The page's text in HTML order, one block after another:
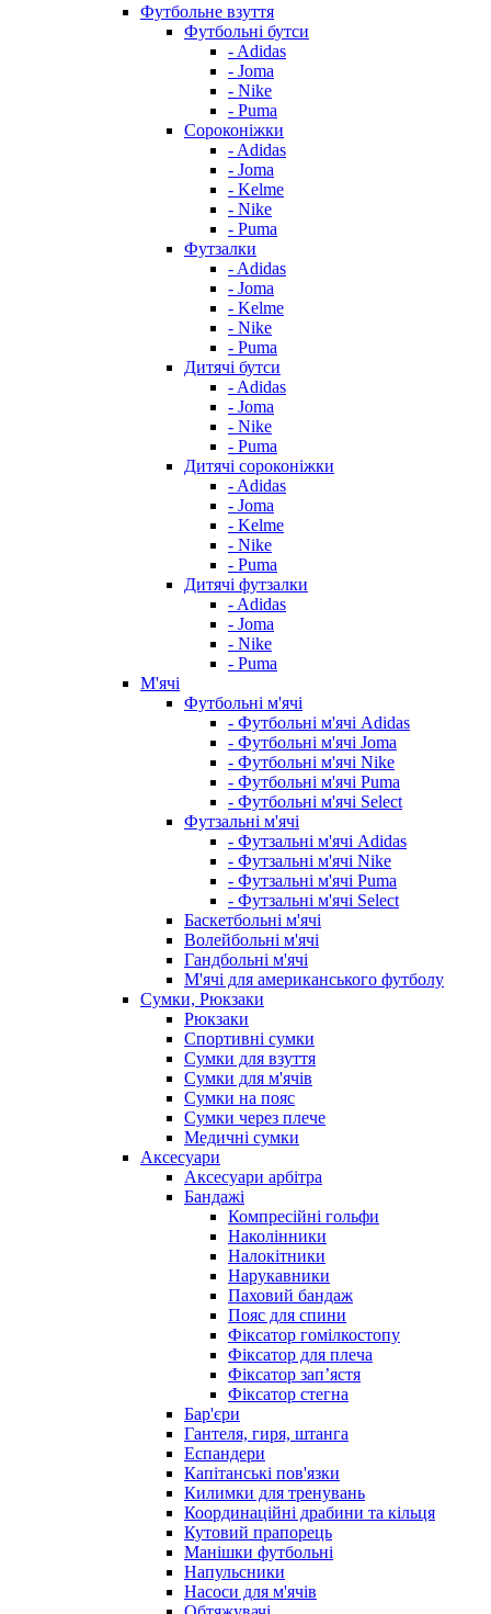
Футбольне взуття
Футбольні бутси
- Adidas
- Joma
- Nike
- Puma
Сороконіжки
- Adidas
- Joma
- Kelme
- Nike
- Puma
Футзалки
- Adidas
- Joma
- Kelme
- Nike
- Puma
Дитячі бутси
- Adidas
- Joma
- Nike
- Puma
Дитячі сороконіжки
- Adidas
- Joma
- Kelme
- Nike
- Puma
Дитячі футзалки
- Adidas
- Joma
- Nike
- Puma
М'ячі
Футбольні м'ячі
- Футбольні м'ячі Adidas
- Футбольні м'ячі Joma
- Футбольні м'ячі Nike
- Футбольні м'ячі Puma
- Футбольні м'ячі Select
Футзальні м'ячі
- Футзальні м'ячі Adidas
- Футзальні м'ячі Nike
- Футзальні м'ячі Puma
- Футзальні м'ячі Select
Баскетбольні м'ячі
Волейбольні м'ячі
Гандбольні м'ячі
М'ячі для американського футболу
Сумки, Рюкзаки
Рюкзаки
Спортивні сумки
Сумки для взуття
Сумки для м'ячів
Сумки на пояс
Сумки через плече
Медичні сумки
Аксесуари
Аксесуари арбітра
Бандажі
Компресійні гольфи
Наколінники
Налокітники
Нарукавники
Паховий бандаж
Пояс для спини
Фіксатор гомілкостопу
Фіксатор для плеча
Фіксатор запʼястя
Фіксатор стегна
Бар'єри
Гантеля, гиря, штанга
Еспандери
Капітанські пов'язки
Килимки для тренувань
Координаційні драбини та кільця
Кутовий прапорець
Манішки футбольні
Напульсники
Насоси для м'ячів